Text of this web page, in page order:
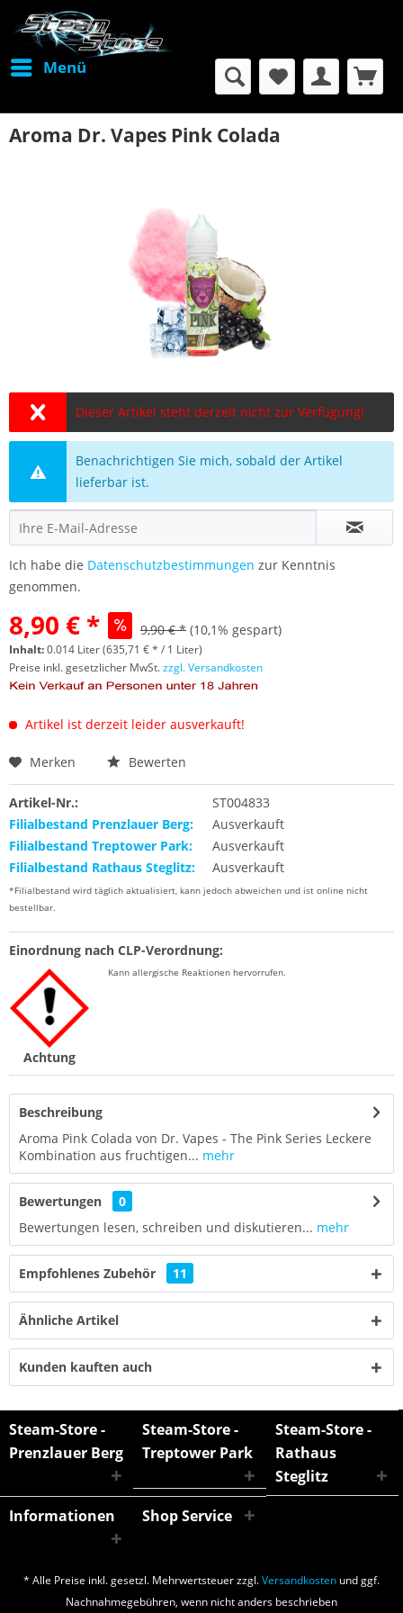
Menü
Aroma Dr. Vapes Pink Colada
Dieser Artikel steht derzeit nicht zur Verfügung!
Benachrichtigen Sie mich, sobald der Artikel
lieferbar ist.
Ich habe die Datenschutzbestimmungen zur Kenntnis
genommen.
8,90 € * 9,90 € * (10,1% gespart)
Inhalt:0.014 Liter (635,71 € * / 1 Liter)
Preise inkl. gesetzlicher MwSt.zzgl. Versandkosten
Artikel ist derzeit leider ausverkauft!
Merken Bewerten
Artikel-Nr.:
ST004833
Filialbestand Prenzlauer Berg:
Ausverkauft
Filialbestand Treptower Park:
Ausverkauft
Filialbestand Rathaus Steglitz:
Ausverkauft
*Filialbestand wird täglich aktualisiert, kann jedoch abweichen und ist online nicht
bestellbar.
Einordnung nach CLP-Verordnung:
Achtung
Kann allergische Reaktionen hervorrufen.
Beschreibung
Aroma Pink Colada von Dr. Vapes - The Pink Series Leckere
Kombination aus fruchtigen... mehr
Bewertungen
0
Bewertungen lesen, schreiben und diskutieren... mehr
Empfohlenes Zubehör 11
Ähnliche Artikel
Kunden kauften auch
Steam-Store -
Prenzlauer Berg
Steam-Store -
Treptower Park
Steam-Store -
Rathaus
Steglitz
Informationen
Shop Service
* Alle Preise inkl. gesetzl. Mehrwertsteuer zzgl.Versandkosten und ggf.
Nachnahmegebühren, wenn nicht anders beschrieben